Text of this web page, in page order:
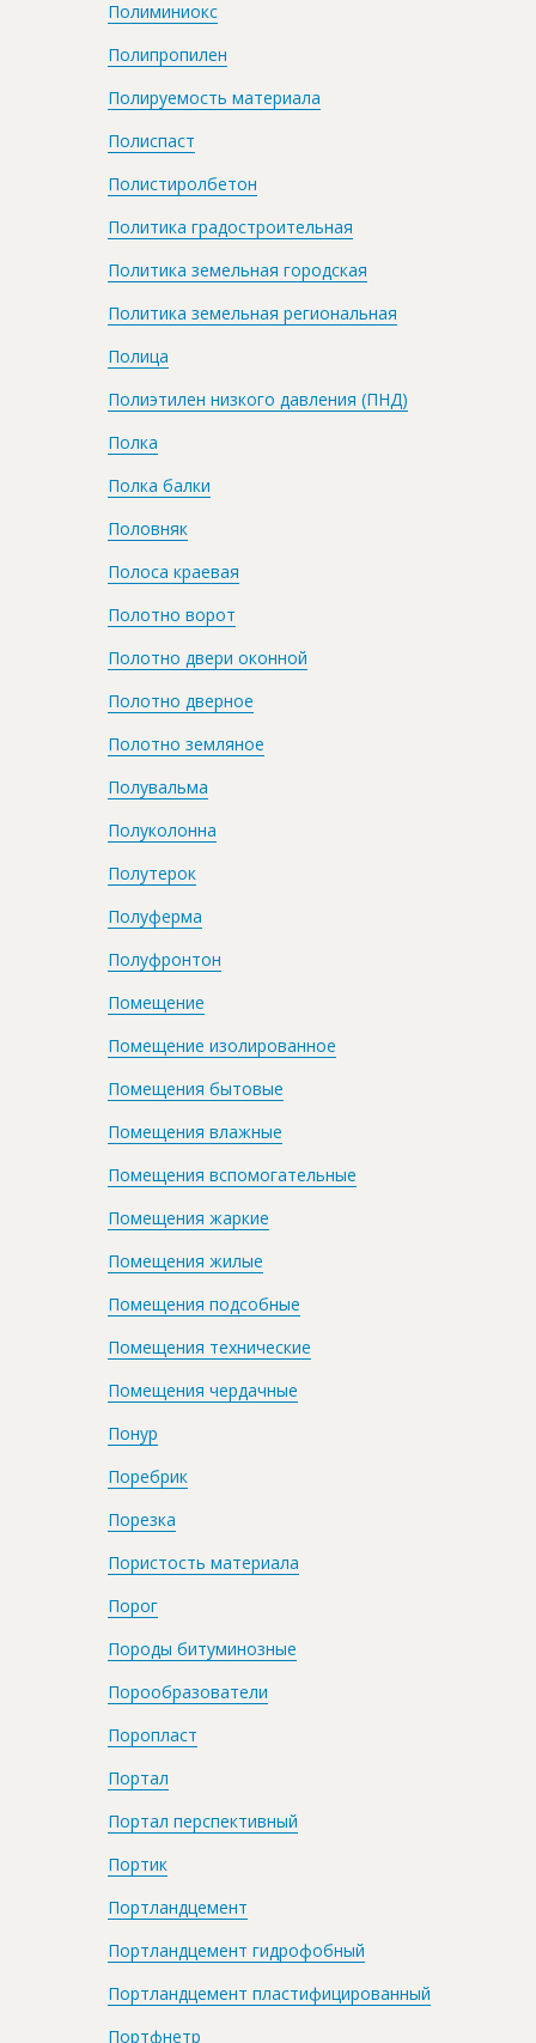
Полиминиокс
Полипропилен
Полируемость материала
Полиспаст
Полистиролбетон
Политика градостроительная
Политика земельная городская
Политика земельная региональная
Полица
Полиэтилен низкого давления (ПНД)
Полка
Полка балки
Половняк
Полоса краевая
Полотно ворот
Полотно двери оконной
Полотно дверное
Полотно земляное
Полувальма
Полуколонна
Полутерок
Полуферма
Полуфронтон
Помещение
Помещение изолированное
Помещения бытовые
Помещения влажные
Помещения вспомогательные
Помещения жаркие
Помещения жилые
Помещения подсобные
Помещения технические
Помещения чердачные
Понур
Поребрик
Порезка
Пористость материала
Порог
Породы битуминозные
Порообразователи
Поропласт
Портал
Портал перспективный
Портик
Портландцемент
Портландцемент гидрофобный
Портландцемент пластифицированный
Портфнетр